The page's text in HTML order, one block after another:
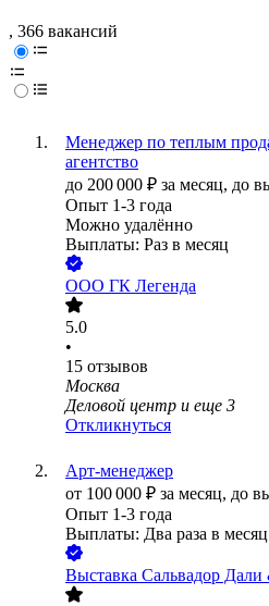
, 366 вакансий
Менеджер по теплым
агентство
до 200 000 ₽ за месяц, до
Опыт 1-3 года
Можно удалённо
Выплаты: Раз в месяц
ООО ГК Легенда
5.0
•
15 отзывов
Москва
Деловой центр и еще 3
Откликнуться
Арт-менеджер
от 100 000 ₽ за месяц, до
Опыт 1-3 года
Выплаты: Два раза в месяц
Выставка Сальвадор